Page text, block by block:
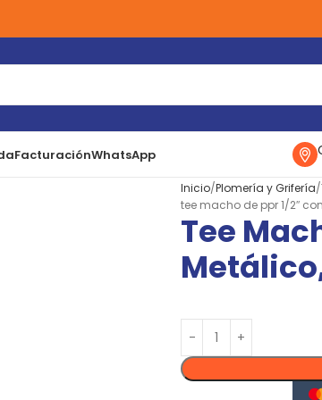
FacturaciónWhatsApp
Inicio Plomería y Grifería
tee macho de ppr 1/2″
Tee